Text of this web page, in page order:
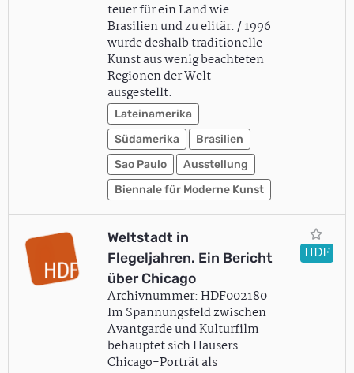
teuer für ein Land wie
Brasilien und zu elitär. / 1996
wurde deshalb traditionelle
Kunst aus wenig beachteten
Regionen der Welt
ausgestellt.
Lateinamerika
Südamerika
Brasilien
Sao Paulo
Ausstellung
Biennale für Moderne Kunst
Weltstadt in
Flegeljahren. Ein Bericht
über Chicago
Archivnummer: HDF002180
Im Spannungsfeld zwischen
Avantgarde und Kulturfilm
behauptet sich Hausers
Chicago-Porträt als
HDF